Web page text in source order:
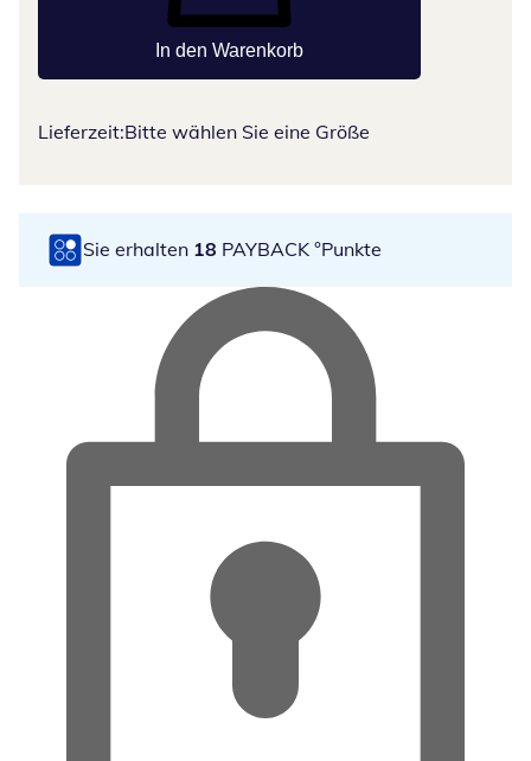
In den Warenkorb
Lieferzeit:Bitte wählen Sie eine Größe
Sie erhalten 18 PAYBACK °Punkte